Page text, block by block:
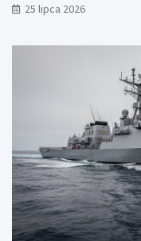
25 lipca 2026